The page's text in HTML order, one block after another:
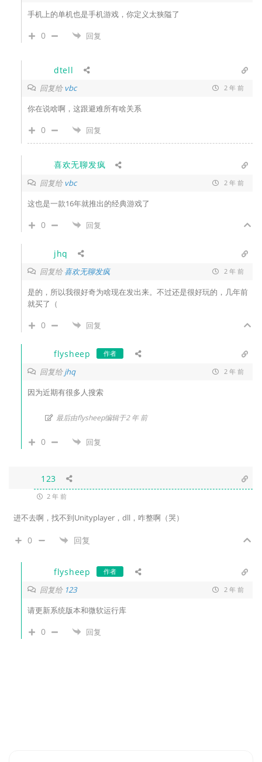
手机上的单机也是手机游戏，你定义太狭隘了
0 回复
dtell
回复给vbc 2 年 前
你在说啥啊，这跟避难所有啥关系
0 回复
喜欢无聊发疯
回复给vbc 2 年 前
这也是一款16年就推出的经典游戏了
0 回复
jhq
回复给喜欢无聊发疯 2 年 前
是的，所以我很好奇为啥现在发出来。不过还是很好玩的，几年前
就买了（
0 回复
flysheep 作者
回复给jhq 2 年 前
因为近期有很多人搜索
最后由flysheep编辑于2 年 前
0 回复
123
2 年 前
进不去啊，找不到Unityplayer，dll，咋整啊（哭）
0 回复
flysheep 作者
回复给 123 2 年 前
请更新系统版本和微软运行库
0 回复